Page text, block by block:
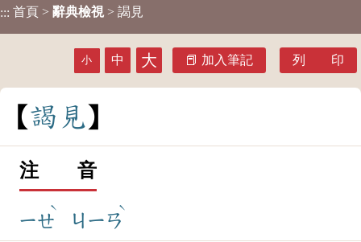
::: 首頁 > 辭典檢視 > 謁見
小 中 大 加入筆記 列 印
謁 見
注 音
ㄧㄝ
ˋ
ㄐㄧㄢ
ˋ